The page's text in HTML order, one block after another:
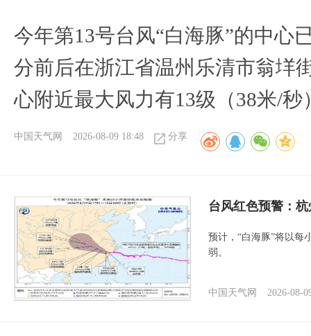
今年第13号台风“白海豚”的中心
分前后在浙江省温州乐清市翁垟
心附近最大风力有13级（38米/秒
中国天气网 2026-08-09 18:48 分享
台风红色预警：
预计，“白海豚”将以每
弱。
中国天气网 2026-08-